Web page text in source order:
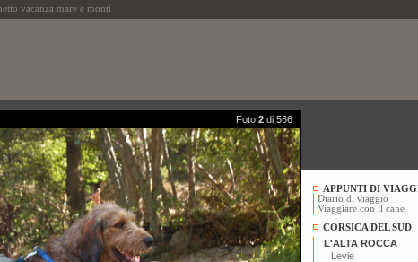
vacanza mare e monti
Foto 2 di 566
APPUNTI DI
Diario di viaggio
Viaggiare con il cane
CORSICA DEL SUD
L'ALTA ROCCA
Levie